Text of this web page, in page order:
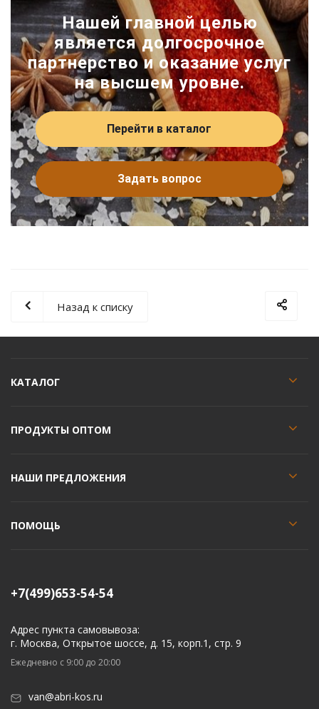
Нашей главной целью
является долгосрочное
партнерство и оказание услуг
на высшем уровне.
Перейти в каталог
Задать вопрос
Назад к списку
КАТАЛОГ
ПРОДУКТЫ ОПТОМ
НАШИ ПРЕДЛОЖЕНИЯ
ПОМОЩЬ
+7(499)653-54-54
Адрес пункта самовывоза:
г. Москва, Открытое шоссе, д. 15, корп.1, стр. 9
Ежедневно с 9:00 до 20:00
van@abri-kos.ru